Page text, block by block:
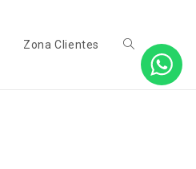
Zona Clientes